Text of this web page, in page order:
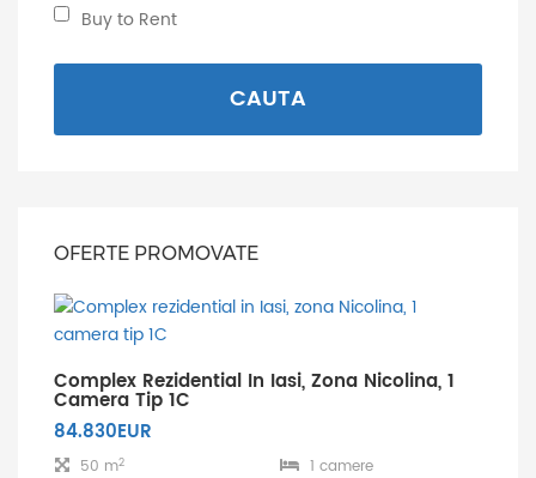
Buy
Buy to Rent
CAUTA
OFERTE PROMOVATE
Complex Rezidential In Iasi, Zona Nicolina, 1
Camera Tip 1C
84.830EUR
50 m2 1 camere